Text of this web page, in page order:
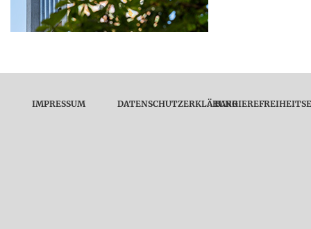
IMPRESSUM DATENSCHUTZERKLÄRUNG